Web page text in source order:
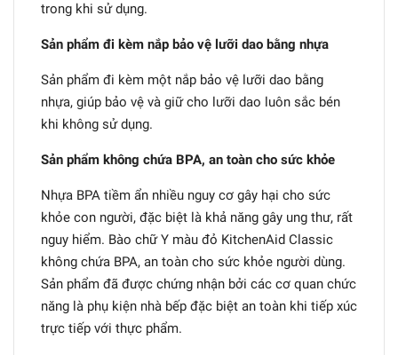
trong khi sử dụng.
Sản phẩm đi kèm nắp bảo vệ lưỡi dao bằng nhựa
Sản phẩm đi kèm một nắp bảo vệ lưỡi dao bằng
nhựa, giúp bảo vệ và giữ cho lưỡi dao luôn sắc bén
khi không sử dụng.
Sản phẩm không chứa BPA, an toàn cho sức khỏe
Nhựa BPA tiềm ẩn nhiều nguy cơ gây hại cho sức
khỏe con người, đặc biệt là khả năng gây ung thư, rất
nguy hiểm. Bào chữ Y màu đỏ KitchenAid Classic
không chứa BPA, an toàn cho sức khỏe người dùng.
Sản phẩm đã được chứng nhận bởi các cơ quan chức
năng là phụ kiện nhà bếp đặc biệt an toàn khi tiếp xúc
trực tiếp với thực phẩm.